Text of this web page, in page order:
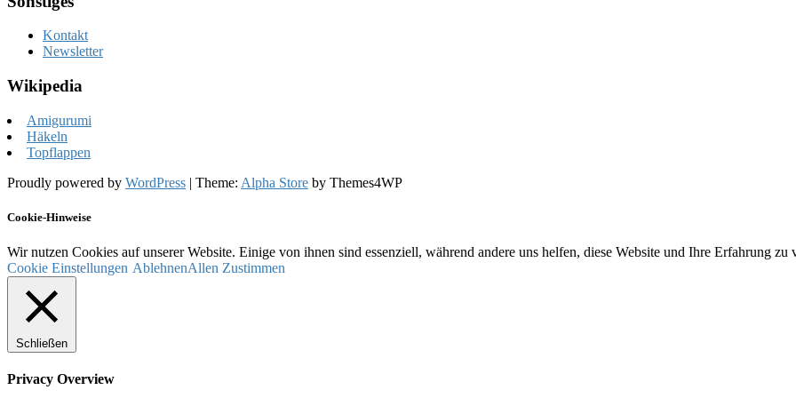
Kontakt
Newsletter
Wikipedia
Amigurumi
Häkeln
Topflappen
Proudly powered by WordPress | Theme: Alpha Store by Themes4WP
Cookie-Hinweise
Wir nutzen Cookies auf unserer Website. Einige von ihnen sind essenziell, während andere uns helfen, diese Website und Ihre Erfahrung zu
Cookie Einstellungen AblehnenAllen Zustimmen
Schließen
Privacy Overview